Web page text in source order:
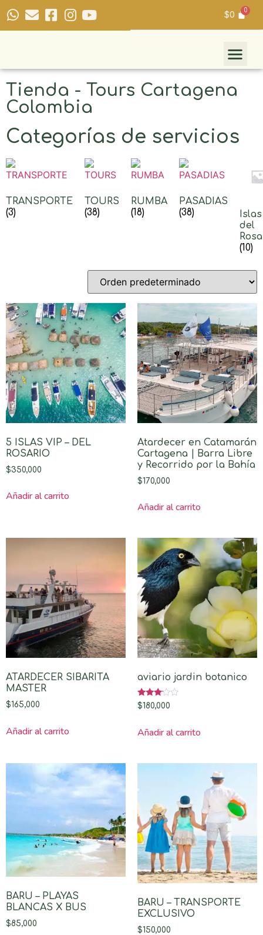
$0
Tienda - Tours Cartagena
Colombia
Categorías de servicios
TRANSPORTE
(3)
TOURS
(38)
RUMBA
(18)
PASADIAS
(38)
Islas
del
(10)
5 ISLAS VIP – DEL
ROSARIO
$350,000
Añadir al carrito
Atardecer en Catamarán
Cartagena | Barra Libre
y Recorrido por la Bahía
$170,000
Añadir al carrito
ATARDECER SIBARITA
MASTER
$165,000
Añadir al carrito
aviario jardin botanico
Valorado
con
$180,000
Añadir al carrito
BARU – PLAYAS
BLANCAS X BUS
$85,000
BARU – TRANSPORTE
EXCLUSIVO
$150,000